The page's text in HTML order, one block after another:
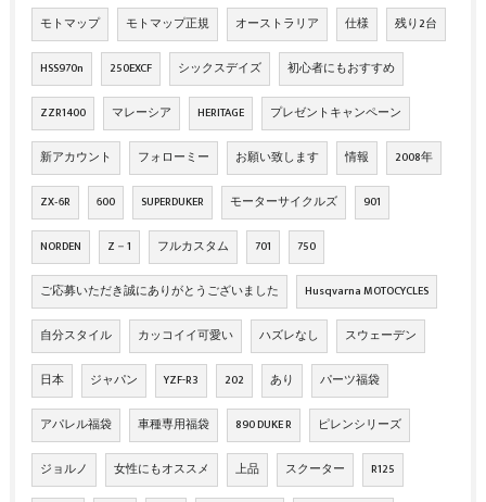
モトマップ モトマップ正規 オーストラリア 仕様 残り2台
HSS970n 250EXCF シックスデイズ 初心者にもおすすめ
ZZR1400 マレーシア HERITAGE プレゼントキャンペーン
新アカウント フォローミー お願い致します 情報 2008年
ZX‐6R 600 SUPERDUKER モーターサイクルズ 901
NORDEN Z－1 フルカスタム 701 750
ご応募いただき誠にありがとうございました Husqvarna MOTOCYCLES
自分スタイル カッコイイ可愛い ハズレなし スウェーデン
日本 ジャパン YZF-R3 202 あり パーツ福袋
アパレル福袋 車種専用福袋 890 DUKE R ピレンシリーズ
ジョルノ 女性にもオススメ 上品 スクーター R125